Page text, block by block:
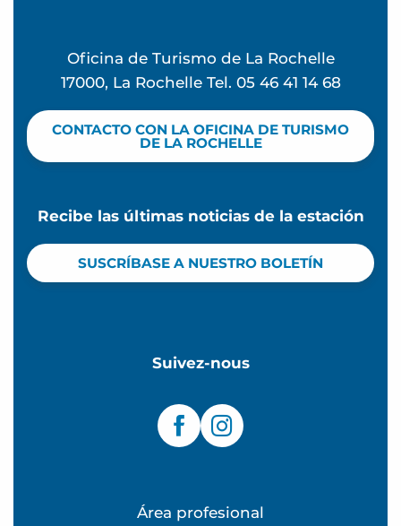
Oficina de Turismo de La Rochelle
17000, La Rochelle Tel. 05 46 41 14 68
CONTACTO CON LA OFICINA DE TURISMO
DE LA ROCHELLE
Recibe las últimas noticias de la estación
SUSCRÍBASE A NUESTRO BOLETÍN
Suivez-nous
Área profesional